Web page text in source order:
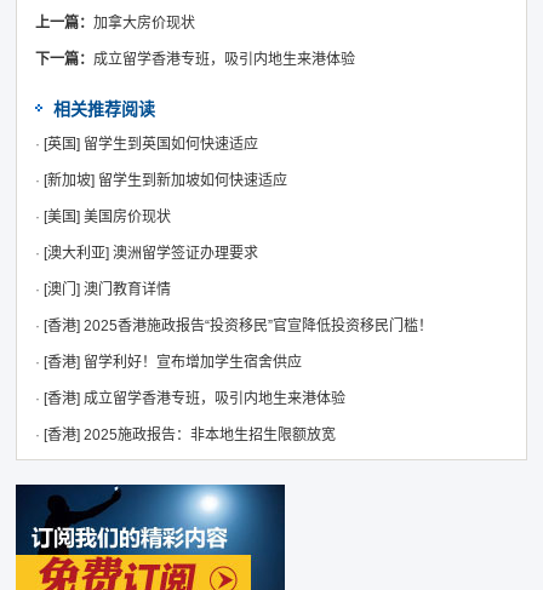
上一篇：加拿大房价现状
下一篇：成立留学香港专班，吸引内地生来港体验
相关推荐阅读
· [英国] 留学生到英国如何快速适应
· [新加坡] 留学生到新加坡如何快速适应
· [美国] 美国房价现状
· [澳大利亚] 澳洲留学签证办理要求
· [澳门] 澳门教育详情
· [香港] 2025香港施政报告“投资移民”官宣降低投资移民门槛！
· [香港] 留学利好！宣布增加学生宿舍供应
· [香港] 成立留学香港专班，吸引内地生来港体验
· [香港] 2025施政报告：非本地生招生限额放宽